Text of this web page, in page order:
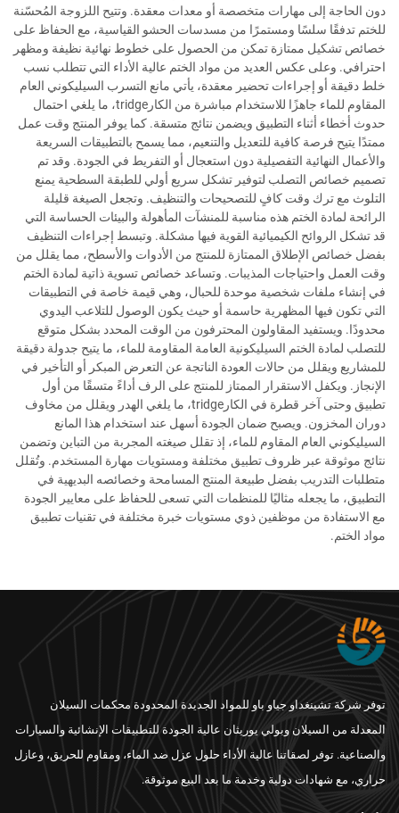
دون الحاجة إلى مهارات متخصصة أو معدات معقدة. وتتيح اللزوجة المُحسّنة
للختم تدفقًا سلسًا ومستمرًا من مسدسات الحشو القياسية، مع الحفاظ على
خصائص تشكيل ممتازة تمكن من الحصول على خطوط نهائية نظيفة ومظهر
احترافي. وعلى عكس العديد من مواد الختم عالية الأداء التي تتطلب نسب
خلط دقيقة أو إجراءات تحضير معقدة، يأتي مانع التسرب السيليكوني العام
المقاوم للماء جاهزًا للاستخدام مباشرة من الكارtridge، ما يلغي احتمال
حدوث أخطاء أثناء التطبيق ويضمن نتائج متسقة. كما يوفر المنتج وقت عمل
ممتدًا يتيح فرصة كافية للتعديل والتنعيم، مما يسمح بالتطبيقات السريعة
والأعمال النهائية التفصيلية دون استعجال أو التفريط في الجودة. وقد تم
تصميم خصائص التصلب لتوفير تشكل سريع أولي للطبقة السطحية يمنع
التلوث مع ترك وقت كافٍ للتصحيحات والتنظيف. وتجعل الصيغة قليلة
الرائحة لمادة الختم هذه مناسبة للمنشآت المأهولة والبيئات الحساسة التي
قد تشكل الروائح الكيميائية القوية فيها مشكلة. وتبسط إجراءات التنظيف
بفضل خصائص الإطلاق الممتازة للمنتج من الأدوات والأسطح، مما يقلل من
وقت العمل واحتياجات المذيبات. وتساعد خصائص تسوية ذاتية لمادة الختم
في إنشاء ملفات شخصية موحدة للحبال، وهي قيمة خاصة في التطبيقات
التي تكون فيها المظهرية حاسمة أو حيث يكون الوصول للتلاعب اليدوي
محدودًا. ويستفيد المقاولون المحترفون من الوقت المحدد بشكل متوقع
للتصلب لمادة الختم السيليكونية العامة المقاومة للماء، ما يتيح جدولة دقيقة
للمشاريع ويقلل من حالات العودة الناتجة عن التعرض المبكر أو التأخير في
الإنجاز. ويكفل الاستقرار الممتاز للمنتج على الرف أداءً متسقًا من أول
تطبيق وحتى آخر قطرة في الكارtridge، ما يلغي الهدر ويقلل من مخاوف
دوران المخزون. ويصبح ضمان الجودة أسهل عند استخدام هذا المانع
السيليكوني العام المقاوم للماء، إذ تقلل صيغته المجربة من التباين وتضمن
نتائج موثوقة عبر ظروف تطبيق مختلفة ومستويات مهارة المستخدم. وتُقلل
متطلبات التدريب بفضل طبيعة المنتج المسامحة وخصائصه البديهية في
التطبيق، ما يجعله مثاليًا للمنظمات التي تسعى للحفاظ على معايير الجودة
مع الاستفادة من موظفين ذوي مستويات خبرة مختلفة في تقنيات تطبيق
مواد الختم.
توفر شركة تشينغداو جياو باو للمواد الجديدة المحدودة محكمات السيلان
المعدلة من السيلان وبولي يوريثان عالية الجودة للتطبيقات الإنشائية والسيارات
والصناعية. توفر لصقاتنا عالية الأداء حلول عزل ضد الماء، ومقاوم للحريق، وعازل
حراري، مع شهادات دولية وخدمة ما بعد البيع موثوقة.